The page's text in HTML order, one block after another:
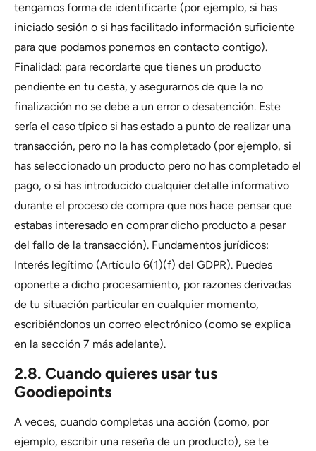
tengamos forma de identificarte (por ejemplo, si has
iniciado sesión o si has facilitado información suficiente
para que podamos ponernos en contacto contigo).
Finalidad: para recordarte que tienes un producto
pendiente en tu cesta, y asegurarnos de que la no
finalización no se debe a un error o desatención. Este
sería el caso típico si has estado a punto de realizar una
transacción, pero no la has completado (por ejemplo, si
has seleccionado un producto pero no has completado el
pago, o si has introducido cualquier detalle informativo
durante el proceso de compra que nos hace pensar que
estabas interesado en comprar dicho producto a pesar
del fallo de la transacción). Fundamentos jurídicos:
Interés legítimo (Artículo 6(1)(f) del GDPR). Puedes
oponerte a dicho procesamiento, por razones derivadas
de tu situación particular en cualquier momento,
escribiéndonos un correo electrónico (como se explica
en la sección 7 más adelante).
2.8. Cuando quieres usar tus
Goodiepoints
A veces, cuando completas una acción (como, por
ejemplo, escribir una reseña de un producto), se te